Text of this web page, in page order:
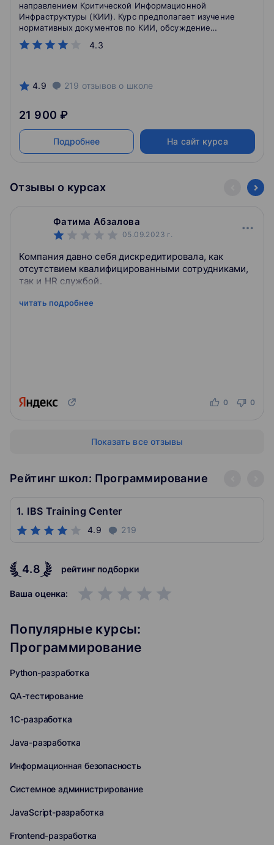
4.3
направлением Критической Информационной
Инфраструктуры (КИИ). Курс предполагает изучение
нормативных документов по КИИ, обсуждение
действий на всех этапах работ по категорированию и
защите объектов КИИ, разбор практичных вариантов
4.9 219 отзывов о школе
21 900 ₽
Подробнее На сайт курса
Отзывы о курсах
Фатима Абзалова
05.09.2023 г.
Компания давно себя дискредитировала, как
отсутствием квалифицированными сотрудниками,
так и HR службой.
читать подробнее
0 0
Показать все отзывы
Рейтинг школ: Программирование
1. IBS Training Center
4.9 219
4.8 рейтинг подборки
Ваша оценка: grade grade grade grade grade
Популярные курсы:
Программирование
Python-разработка
QA-тестирование
1C-разработка
Java-разработка
Информационная безопасность
Системное администрирование
JavaScript-разработка
Frontend-разработка